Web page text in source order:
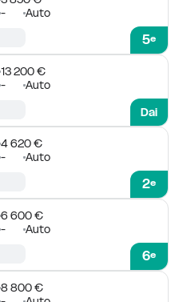
- Auto
5e
13 200 €
-
Auto
Dai
4 620 €
- Auto
2e
6 600 €
- Auto
6e
8 800 €